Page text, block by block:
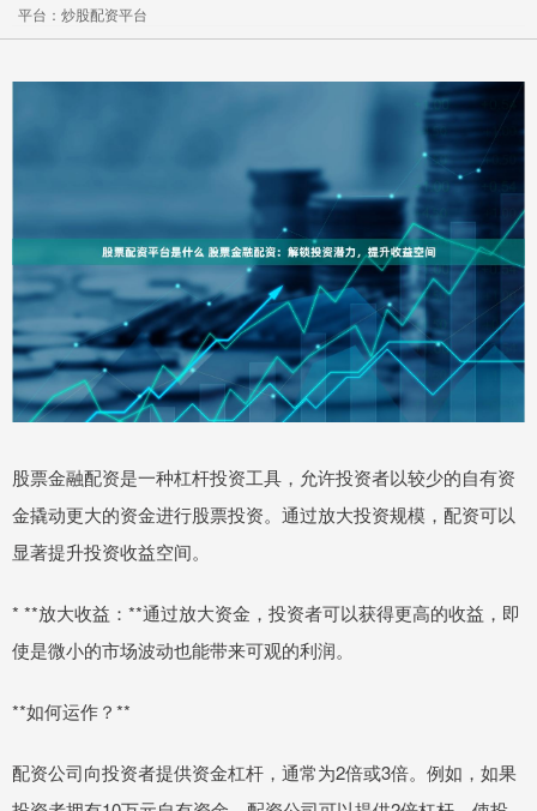
平台：炒股配资平台
股票金融配资是一种杠杆投资工具，允许投资者以较少的自有资
金撬动更大的资金进行股票投资。通过放大投资规模，配资可以
显著提升投资收益空间。
* **放大收益：**通过放大资金，投资者可以获得更高的收益，即
使是微小的市场波动也能带来可观的利润。
**如何运作？**
配资公司向投资者提供资金杠杆，通常为2倍或3倍。例如，如果